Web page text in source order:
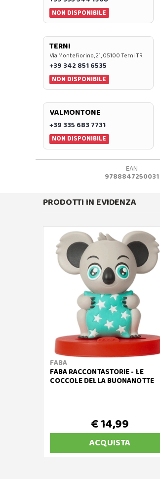
NON DISPONIBILE
TERNI
Via Montefiorino, 21, 05100 Terni TR
+39 342 851 6535
NON DISPONIBILE
VALMONTONE
+39 335 683 7731
NON DISPONIBILE
EAN
9788847250031
PRODOTTI IN EVIDENZA
FABA
FABA RACCONTASTORIE - LE
COCCOLE DELLA BUONANOTTE
€ 14,99
ACQUISTA